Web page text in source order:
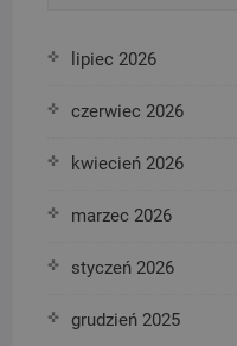
lipiec 2026
czerwiec 2026
kwiecień 2026
marzec 2026
styczeń 2026
grudzień 2025